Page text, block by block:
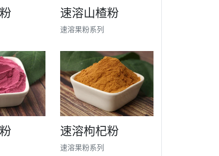
速溶山楂粉
速溶果粉系列
速溶枸杞粉
速溶果粉系列